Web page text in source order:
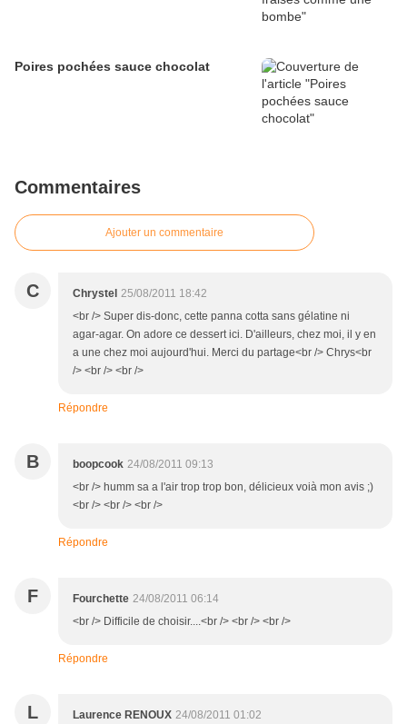
Poires pochées sauce chocolat
Commentaires
Ajouter un commentaire
C Chrystel 25/08/2011 18:42
<br /> Super dis-donc, cette panna cotta sans gélatine ni
agar-agar. On adore ce dessert ici. D'ailleurs, chez moi, il y en
a une chez moi aujourd'hui. Merci du partage<br /> Chrys<br
/> <br /> <br />
Répondre
B boopcook 24/08/2011 09:13
<br /> humm sa a l'air trop trop bon, délicieux voià mon avis ;)
<br /> <br /> <br />
Répondre
F Fourchette 24/08/2011 06:14
<br /> Difficile de choisir....<br /> <br /> <br />
Répondre
L Laurence RENOUX 24/08/2011 01:02